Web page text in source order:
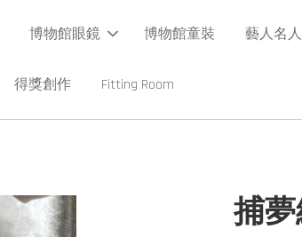
博物館眼鏡 博物館童裝 藝人名人
得獎創作 Fitting Room
捕